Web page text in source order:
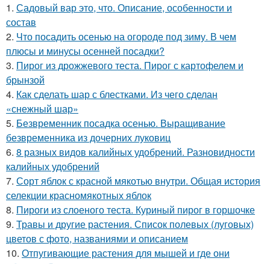
1. Садовый вар это, что. Описание, особенности и
состав
2. Что посадить осенью на огороде под зиму. В чем
плюсы и минусы осенней посадки?
3. Пирог из дрожжевого теста. Пирог с картофелем и
брынзой
4. Как сделать шар с блестками. Из чего сделан
«снежный шар»
5. Безвременник посадка осенью. Выращивание
безвременника из дочерних луковиц
6. 8 разных видов калийных удобрений. Разновидности
калийных удобрений
7. Сорт яблок с красной мякотью внутри. Общая история
селекции красномякотных яблок
8. Пироги из слоеного теста. Куриный пирог в горшочке
9. Травы и другие растения. Список полевых (луговых)
цветов с фото, названиями и описанием
10. Отпугивающие растения для мышей и где они